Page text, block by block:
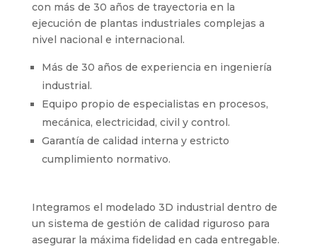
con más de 30 años de trayectoria en la
ejecución de plantas industriales complejas a
nivel nacional e internacional.
Más de 30 años de experiencia en ingeniería
industrial.
Equipo propio de especialistas en procesos,
mecánica, electricidad, civil y control.
Garantía de calidad interna y estricto
cumplimiento normativo.
Integramos el modelado 3D industrial dentro de
un sistema de gestión de calidad riguroso para
asegurar la máxima fidelidad en cada entregable.